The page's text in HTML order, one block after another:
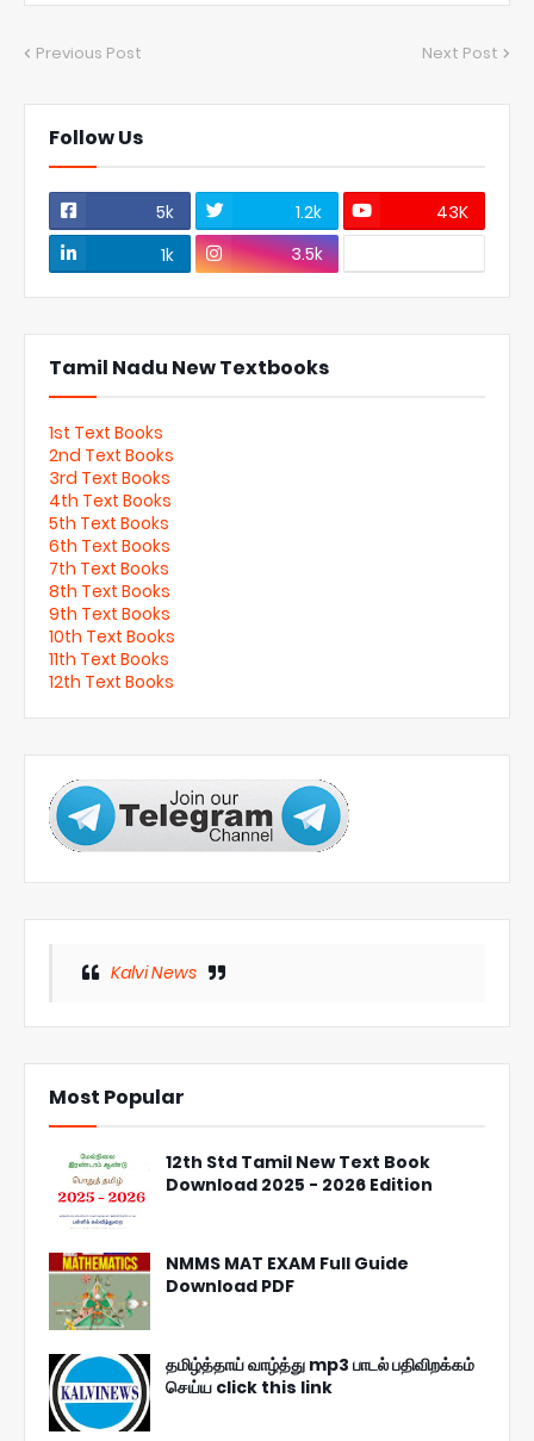
Previous Post Next Post
Follow Us
5k 1.2k
43K
1k
3.5k
Tamil Nadu New Textbooks
1st Text Books
2nd Text Books
3rd Text Books
4th Text Books
5th Text Books
6th Text Books
7th Text Books
8th Text Books
9th Text Books
10th Text Books
11th Text Books
12th Text Books
Kalvi News
Most Popular
12th Std Tamil New Text Book
Download 2025 - 2026 Edition
NMMS MAT EXAM Full Guide
Download PDF
தமிழ்த்தாய் வாழ்த்து mp3 பாடல் பதிவிறக்கம்
செய்ய click this link